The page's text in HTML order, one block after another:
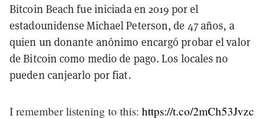
Bitcoin Beach fue iniciada en 2019 por el
estadounidense Michael Peterson, de 47 años, a
quien un donante anónimo encargó probar el valor
de Bitcoin como medio de pago. Los locales no
pueden canjearlo por fiat.
I remember listening to this: https://t.co/2mCh53Jvzc